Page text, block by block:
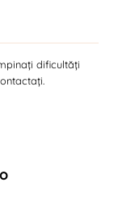
dificultăți